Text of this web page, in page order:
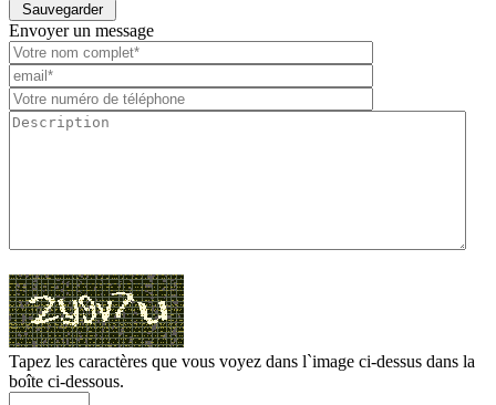
Envoyer un message
Tapez les caractères que vous voyez dans l`image ci-dessus dans la
boîte ci-dessous.